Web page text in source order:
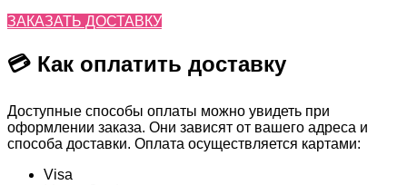
ЗАКАЗАТЬ ДОСТАВКУ
💳 Как оплатить доставку
Доступные способы оплаты можно увидеть при
оформлении заказа. Они зависят от вашего адреса и
способа доставки. Оплата осуществляется картами:
Visa